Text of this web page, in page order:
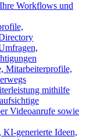
Workflows und
Mitarbeiterprofile,
mithilfe
Videoanrufe sowie
KI-generierte Ideen,